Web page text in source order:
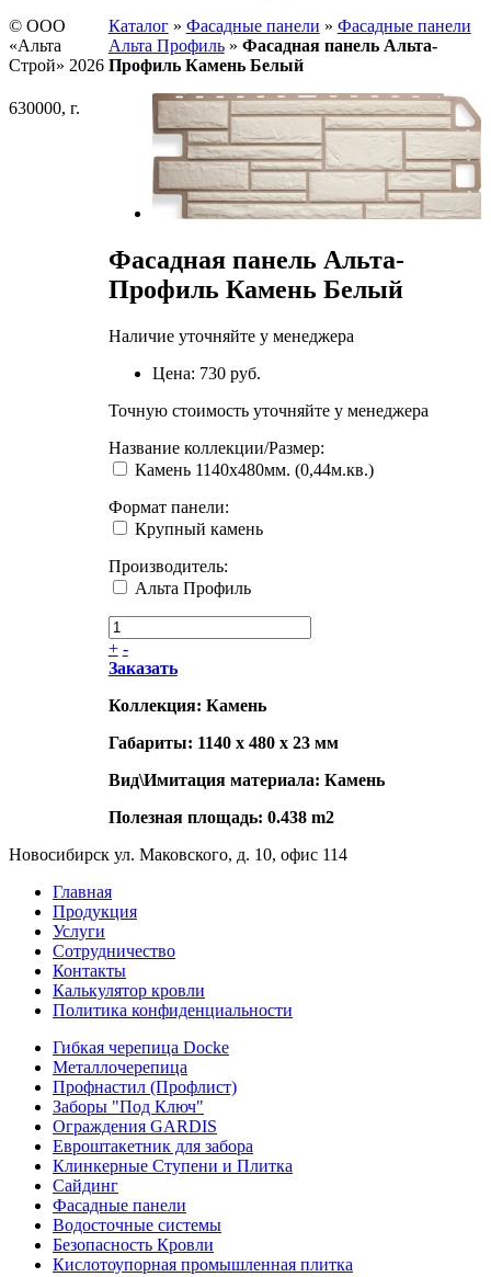
Каталог» Фасадные панели » Фасадные панели
Альта Профиль» Фасадная панель Альта-
Профиль Камень Белый
Фасадная панель Альта-
Профиль Камень Белый
Наличие уточняйте у менеджера
Цена: 730 руб.
Точную стоимость уточняйте у менеджера
Название коллекции/Размер:
Камень 1140х480мм. (0,44м.кв.)
Формат панели:
Крупный камень
Производитель:
Альта Профиль
+ -
Заказать
Коллекция: Камень
Габариты: 1140 x 480 x 23 мм
Вид\Имитация материала: Камень
Полезная площадь: 0.438 m2
© ООО
«Альта
Строй» 2026
630000, г.
Новосибирск ул. Маковского, д. 10, офис 114
Главная
Продукция
Услуги
Сотрудничество
Контакты
Калькулятор кровли
Политика конфиденциальности
Гибкая черепица Docke
Металлочерепица
Профнастил (Профлист)
Заборы "Под Ключ"
Ограждения GARDIS
Евроштакетник для забора
Клинкерные Ступени и Плитка
Сайдинг
Фасадные панели
Водосточные системы
Безопасность Кровли
Кислотоупорная промышленная плитка